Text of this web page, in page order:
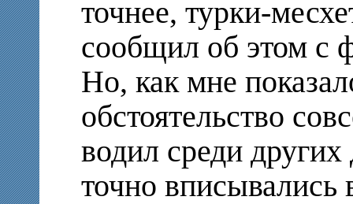
точнее, турки-
сообщил об этом с
Но, как мне
обстоятельство
водил среди
точно вписывались